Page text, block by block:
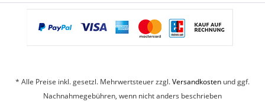
* Alle Preise inkl. gesetzl. Mehrwertsteuer zzgl.Versandkosten und ggf.
Nachnahmegebühren, wenn nicht anders beschrieben